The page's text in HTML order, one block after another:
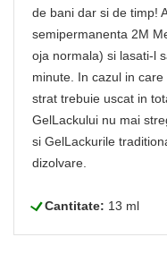
de bani dar si de timp!
semipermanenta 2M
oja normala) si lasati-l
minute. In cazul in
strat trebuie uscat in
GelLackului nu mai
si GelLackurile
dizolvare.
LCantitate: 13 ml